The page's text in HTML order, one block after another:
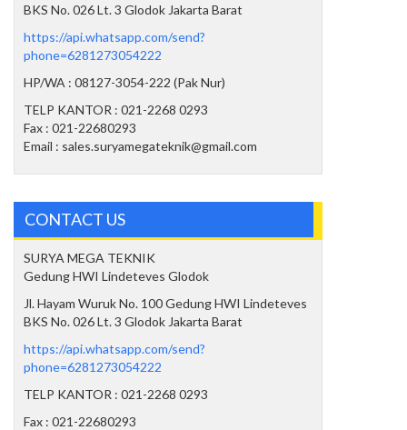
BKS No. 026 Lt. 3 Glodok Jakarta Barat
https://api.whatsapp.com/send?
phone=6281273054222
HP/WA : 08127-3054-222 (Pak Nur)
TELP KANTOR : 021-2268 0293
Fax : 021-22680293
Email : sales.suryamegateknik@gmail.com
CONTACT US
SURYA MEGA TEKNIK
Gedung HWI Lindeteves Glodok
Jl. Hayam Wuruk No. 100 Gedung HWI Lindeteves
BKS No. 026 Lt. 3 Glodok Jakarta Barat
https://api.whatsapp.com/send?
phone=6281273054222
TELP KANTOR : 021-2268 0293
Fax : 021-22680293